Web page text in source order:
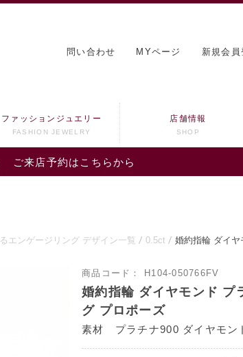
問い合わせ MYページ 新規会員
ご来店予約はこちらから
ファッションジュエリー
FASHION JEWELRY
店舗情報
SHOP
エンゲージリング デザイン一覧 0.5ct
婚約指輪 ダイ
商品コード： H104-050766FV
婚約指輪 ダイヤモンド プ
グ プロポーズ
素材 プラチナ900 ダイヤモン